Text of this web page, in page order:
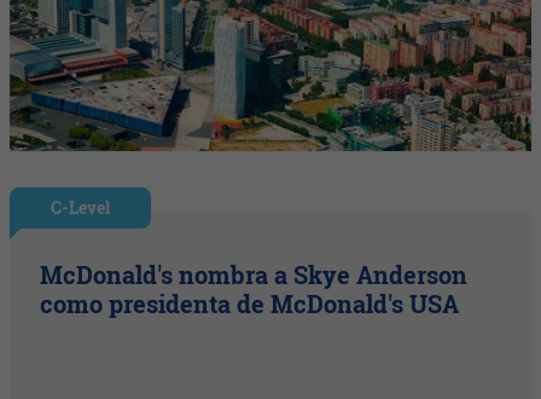
C-Level
McDonald's nombra a Skye Anderson
como presidenta de McDonald's USA